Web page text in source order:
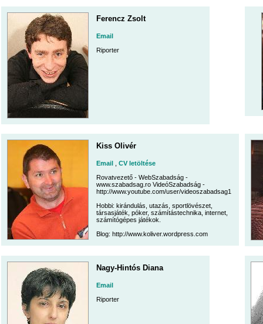
Ferencz Zsolt
Email
Riporter
Kiss Olivér
Email
CV letöltése
Rovatvezető - WebSzabadság -
www.szabadsag.ro VideóSzabadság -
http://www.youtube.com/user/videoszabadsag1
Hobbi: kirándulás, utazás, sportlövészet,
társasjáték, póker, számítástechnika, internet,
számítógépes játékok.
Blog: http://www.koliver.wordpress.com
Nagy-Hintós Diana
Email
Riporter